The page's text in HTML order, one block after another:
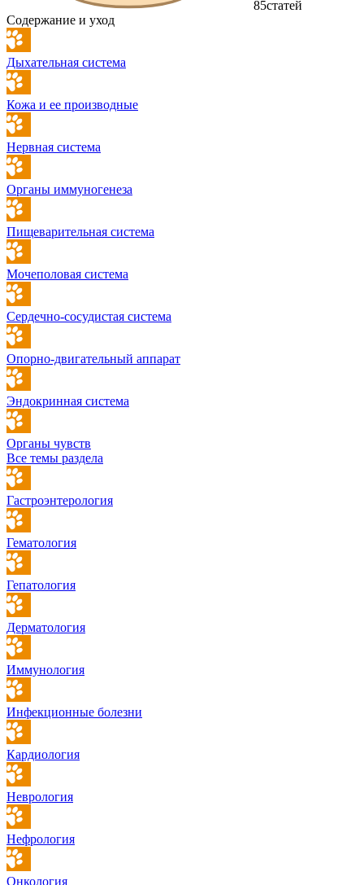
85статей
Содержание и уход
Дыхательная система
Кожа и ее производные
Нервная система
Органы иммуногенеза
Пищеварительная система
Мочеполовая система
Сердечно-сосудистая система
Опорно-двигательный аппарат
Эндокринная система
Органы чувств
Все темы раздела
Гастроэнтерология
Гематология
Гепатология
Дерматология
Иммунология
Инфекционные болезни
Кардиология
Неврология
Нефрология
Онкология